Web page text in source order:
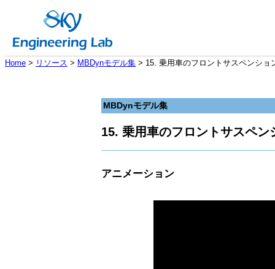
Home > リソース > MBDynモデル集 > 15. 乗用車のフロントサスペンショ
MBDynモデル集
15. 乗用車のフロントサスペン
アニメーション